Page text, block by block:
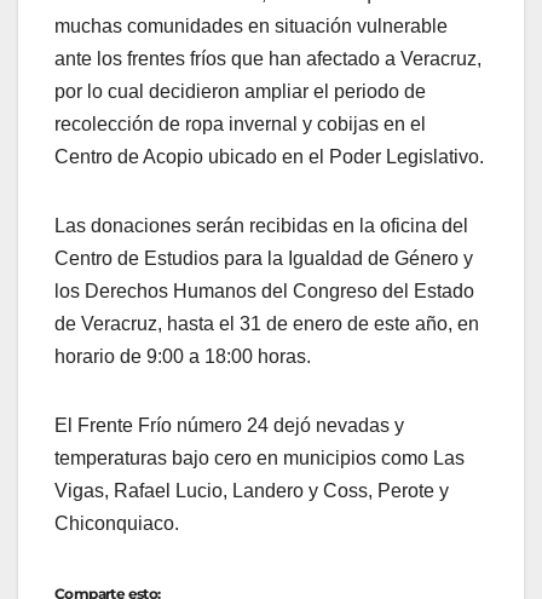
muchas comunidades en situación vulnerable
ante los frentes fríos que han afectado a Veracruz,
por lo cual decidieron ampliar el periodo de
recolección de ropa invernal y cobijas en el
Centro de Acopio ubicado en el Poder Legislativo.
Las donaciones serán recibidas en la oficina del
Centro de Estudios para la Igualdad de Género y
los Derechos Humanos del Congreso del Estado
de Veracruz, hasta el 31 de enero de este año, en
horario de 9:00 a 18:00 horas.
El Frente Frío número 24 dejó nevadas y
temperaturas bajo cero en municipios como Las
Vigas, Rafael Lucio, Landero y Coss, Perote y
Chiconquiaco.
Comparte esto: